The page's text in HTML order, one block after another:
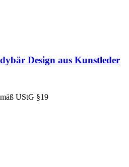
Design aus Kunstleder
UStG §19